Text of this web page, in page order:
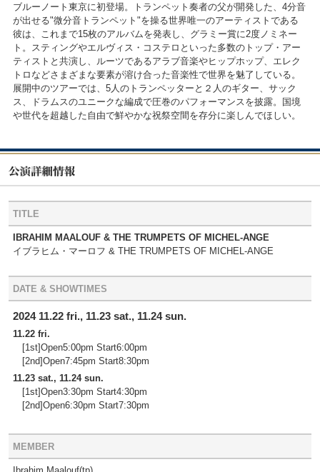
ブルーノート東京に初登場。トランペット奏者の父が開発した、4分音
が出せる"微分音トランペット"を操る世界唯一のアーティストである
彼は、これまで15枚のアルバムを発表し、グラミー賞に2度ノミネー
ト。スティングやエルヴィス・コステロといった多数のトップ・アー
ティストと共演し、ルーツであるアラブ音楽やヒップホップ、エレク
トロなどさまざまな要素が溶け合った音楽性で世界を魅了している。
展開中のツアーでは、5人のトランペッターと２人のギター、サック
ス、ドラムスのユニークな編成で圧巻のパフォーマンスを披露。国境
や世代を超越した自由で鮮やかな祝祭空間を存分に楽しんでほしい。
TITLE
IBRAHIM MAALOUF & THE TRUMPETS OF MICHEL-ANGE
イブラヒム・マーロフ & THE TRUMPETS OF MICHEL-ANGE
DATE & SHOWTIMES
2024 11.22 fri., 11.23 sat., 11.24 sun.
11.22 fri.
[1st]Open5:00pm Start6:00pm
[2nd]Open7:45pm Start8:30pm
11.23 sat., 11.24 sun.
[1st]Open3:30pm Start4:30pm
[2nd]Open6:30pm Start7:30pm
MEMBER